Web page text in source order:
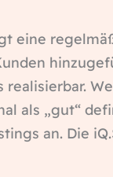
eine
als „gut“
an. Die